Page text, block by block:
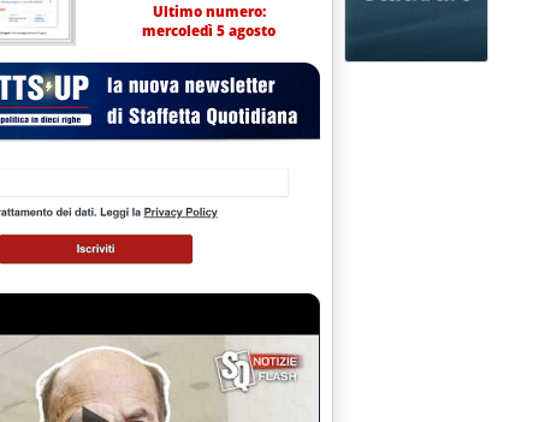
Ultimo numero:
mercoledì 5 agosto